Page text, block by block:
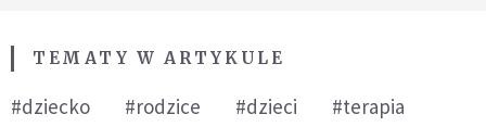
TEMATY W ARTYKULE
#dziecko #rodzice #dzieci
#terapia